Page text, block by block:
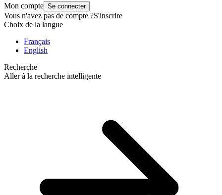
Mon compte Se connecter
Vous n'avez pas de compte ?S'inscrire
Choix de la langue
Français
English
Recherche
Aller à la recherche intelligente